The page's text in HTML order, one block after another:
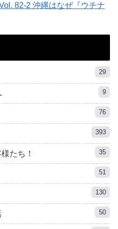
82-2 沖縄はなぜ『ウチナ
29
9
76
393
たち！ 35
51
130
50